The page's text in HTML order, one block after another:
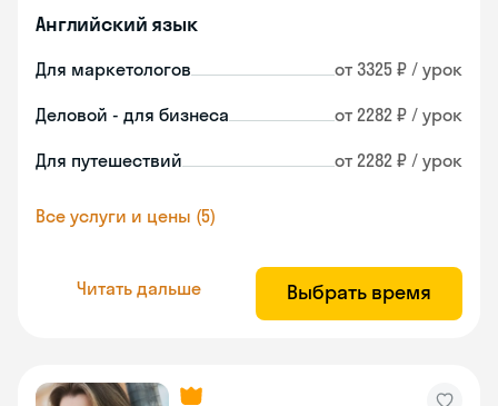
Английский язык
Для маркетологов от 3325 ₽ / урок
Деловой - для бизнеса от 2282 ₽ / урок
Для путешествий от 2282 ₽ / урок
Все услуги и цены (5)
Читать дальше Выбрать время